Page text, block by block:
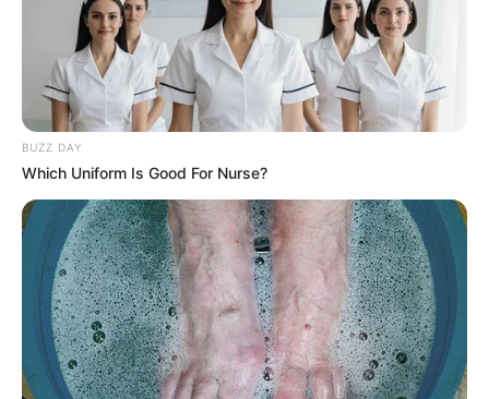
(foto: instagram/anggikabolsterli)
3. Tak ingin kalah dengan yang lain, ia juga berfoto
ala instagramable gitu
BUZZ DAY
Which Uniform Is Good For Nurse?